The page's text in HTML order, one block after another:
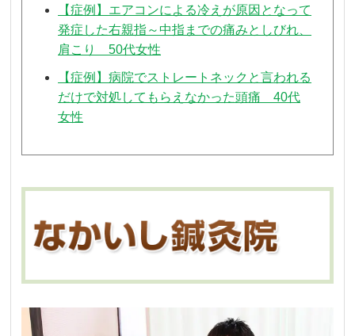
【症例】エアコンによる冷えが原因となって
発症した右親指～中指までの痛みとしびれ、
肩こり 50代女性
【症例】病院でストレートネックと言われる
だけで対処してもらえなかった頭痛 40代
女性